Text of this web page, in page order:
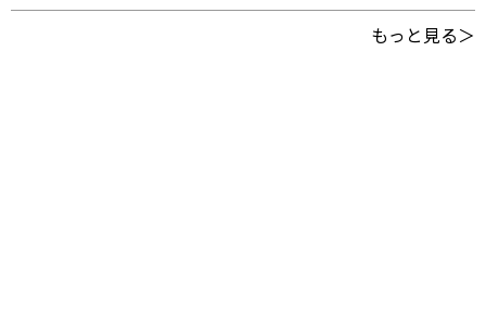
もっと見る＞